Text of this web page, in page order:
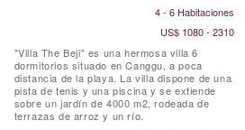
Bukit. Aquí, puede disfrutar de todos los ...
4 - 6 Habitaciones
US$ 1080 - 2310
"Villa The Beji" es una hermosa villa 6
dormitorios situado en Canggu, a poca
distancia de la playa. La villa dispone de una
pista de tenis y una piscina y se extiende
sobre un jardín de 4000 m2, rodeada de
terrazas de arroz y un río.